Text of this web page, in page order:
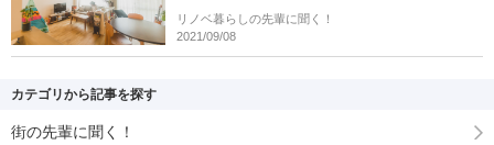
リノベ暮らしの先輩に聞く！
2021/09/08
カテゴリから記事を探す
街の先輩に聞く！